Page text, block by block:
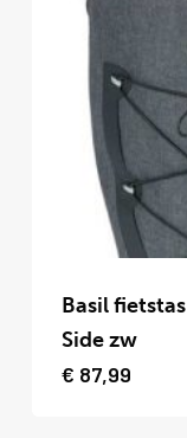
product
heeft
meerdere
Basil
Side zw
€ 87,99